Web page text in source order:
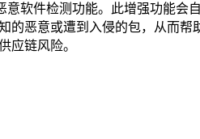
意软件检测功能。此增强功能会
的恶意或遭到入侵的包，从而帮
应链风险。